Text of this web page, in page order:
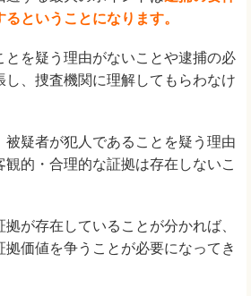
ということになります。
とを疑う理由がないことや逮捕の必
し、捜査機関に理解してもらわなけ
被疑者が犯人であることを疑う理由
的・合理的な証拠は存在しないこ
が存在していることが分かれば、
拠価値を争うことが必要になってき